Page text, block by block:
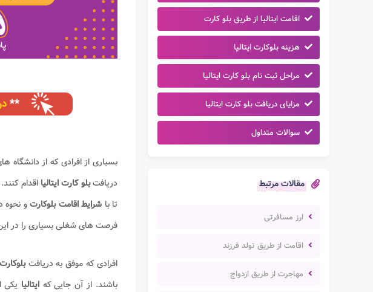
اقامت ایتالیا از طریق بلو کارت
هزینه بلوکارت ایتالیا
مراحل ثبت نام بلو کارت ایتالیا
مزایای دریافت بلو کارت ایتالیا
سوالات متداول
مقالات مرتبط
ارز مسافرتی
اقامت از طریق تولد فرزند
مهاجرت از طریق ازدواج
بسیاری از افرادی که از دانشگاه
دریافتبلو کارت ایتالیا اقدام
تا با شرایط اقامت بلوکارتو نحوه
فرصت های شغلی بسیاری را در این
افرادی که موفق به دریافتبلوکارت
باشند. از آن جایی کهایتالیا یکی